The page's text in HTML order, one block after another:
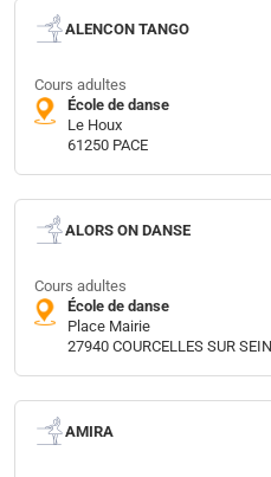
ALENCON TANGO
Cours adultes
École de danse
Le Houx
61250 PACE
ALORS ON DANSE
Cours adultes
École de danse
Place Mairie
27940 COURCELLES SUR
AMIRA